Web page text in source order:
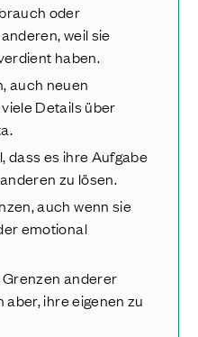
oder
weil sie
haben.
auch neuen
Details über
dass es ihre Aufgabe
zu lösen.
auch wenn sie
emotional
Grenzen anderer
ihre eigenen zu